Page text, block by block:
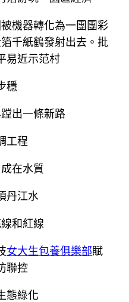
機器轉化為一團團彩
千紙鶴發射出去。批
易近示范村
穩
出一條新路
工程
在水質
丹江水
和紅線
女大生包養俱樂部賦
聯控
態綠化